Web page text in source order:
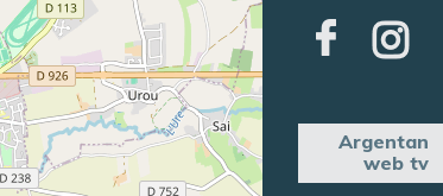
Argentan
web tv